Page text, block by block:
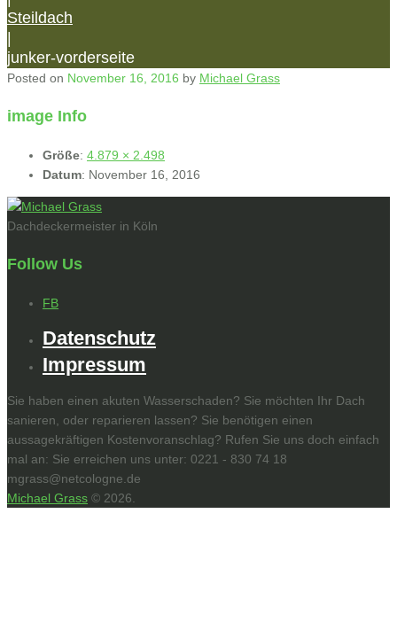
Steildach
junker-vorderseite
Posted on November 16, 2016 by Michael Grass
image Info
Größe: 4.879 × 2.498
Datum: November 16, 2016
Dachdeckermeister in Köln
Follow Us
FB
Datenschutz
Impressum
Sie haben einen akuten Wasserschaden? Sie möchten Ihr Dach
sanieren, oder reparieren lassen? Sie benötigen einen
aussagekräftigen Kostenvoranschlag? Rufen Sie uns doch einfach
mal an: Sie erreichen uns unter: 0221 - 830 74 18
mgrass@netcologne.de
Michael Grass © 2026.